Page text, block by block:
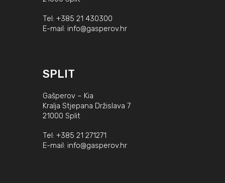
Tel: +385 21 430300
E-mail: info@gasperov.hr
SPLIT
Gašperov – Kia
Kralja Stjepana Držislava 7
21000 Split
Tel: +385 21 271271
E-mail: info@gasperov.hr